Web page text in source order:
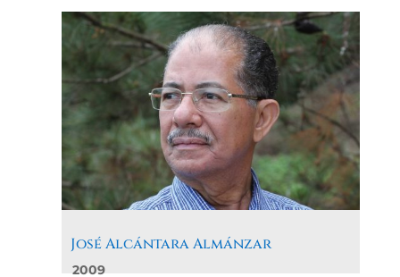
José Alcántara Almánzar
2009